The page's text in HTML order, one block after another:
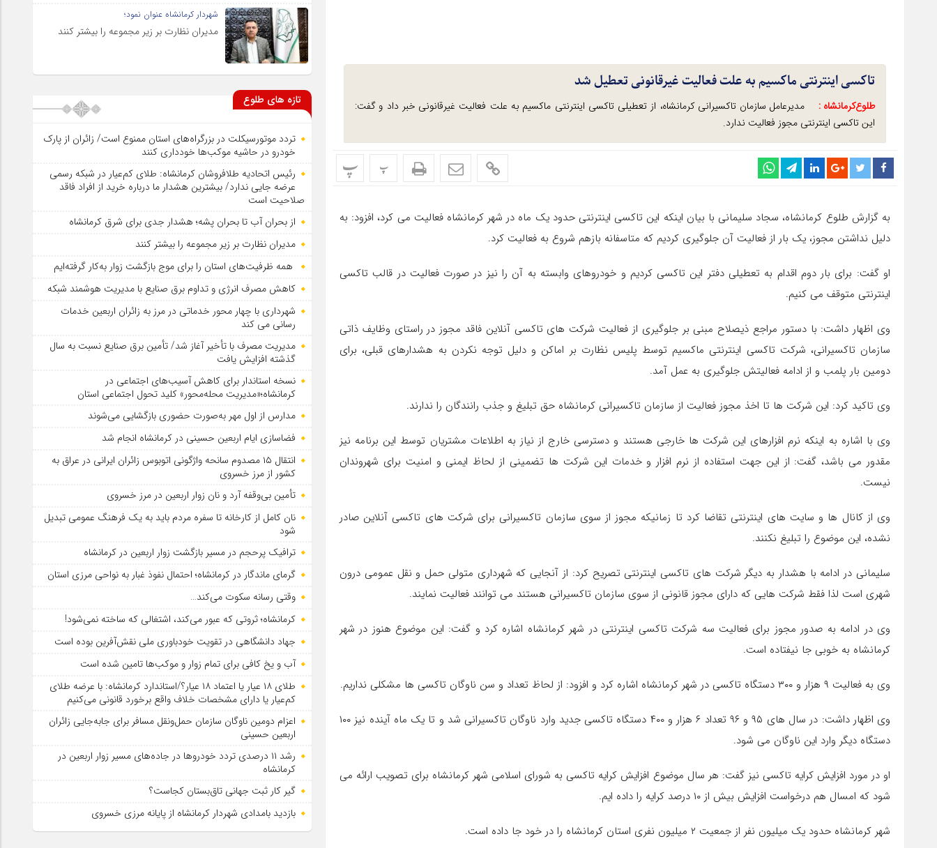
تاکسی اینترنتی ماکسیم به علت فعالیت غیرقانونی تعطیل شد
طلوع‌‌کرمانشاه :
مدیرعامل سازمان تاکسیرانی کرمانشاه، از تعطیلی تاکسی اینترنتی ماکسیم به علت فعالیت غیرقانونی خبر داد و گفت:
این تاکسی اینترنتی مجوز فعالیت ندارد.
پ پ
به گزارش طلوع کرمانشاه، سجاد سلیمانی با بیان اینکه این تاکسی اینترنتی حدود یک ماه در شهر کرمانشاه فعالیت می کرد، افزود: به
دلیل نداشتن مجوز، یک بار از فعالیت آن جلوگیری کردیم که متاسفانه بازهم شروع به فعالیت کرد.
او گفت: برای بار دوم اقدام به تعطیلی دفتر این تاکسی کردیم و خودروهای وابسته به آن را نیز در صورت فعالیت در قالب تاکسی
اینترنتی متوقف می کنیم.
وی اظهار داشت: با دستور مراجع ذیصلاح مبنی بر جلوگیری از فعالیت شرکت های تاکسی آنلاین فاقد مجوز در راستای وظایف ذاتی
سازمان تاکسیرانی، شرکت تاکسی اینترنتی ماکسیم توسط پلیس نظارت بر اماکن و دلیل توجه نکردن به هشدارهای قبلی، برای
دومین بار پلمب و از ادامه فعالیتش جلوگیری به عمل آمد.
وی تاکید کرد: این شرکت ها تا اخذ مجوز فعالیت از سازمان تاکسیرانی کرمانشاه حق تبلیغ و جذب رانندگان را ندارند.
وی با اشاره به اینکه نرم افزارهای این شرکت ها خارجی هستند و دسترسی خارج از نیاز به اطلاعات مشتریان توسط این برنامه نیز
مقدور می باشد، گفت: از این جهت استفاده از نرم افزار و خدمات این شرکت ها تضمینی از لحاظ ایمنی و امنیت برای شهروندان
نیست.
وی از کانال ها و سایت های اینترنتی تقاضا کرد تا زمانیکه مجوز از سوی سازمان تاکسیرانی برای شرکت های تاکسی آنلاین صادر
نشده، این موضوع را تبلیغ نکنند.
سلیمانی در ادامه با هشدار به دیگر شرکت های تاکسی اینترنتی تصریح کرد: از آنجایی که شهرداری متولی حمل و نقل عمومی درون
شهری است لذا فقط شرکت هایی که دارای مجوز قانونی از سوی سازمان تاکسیرانی هستند می توانند فعالیت نمایند.
وی در ادامه به صدور مجوز برای فعالیت سه شرکت تاکسی اینترنتی در شهر کرمانشاه اشاره کرد و گفت: این موضوع هنوز در شهر
کرمانشاه به خوبی جا نیفتاده است.
وی به فعالیت ۹ هزار و ۳۰۰ دستگاه تاکسی در شهر کرمانشاه اشاره کرد و افزود: از لحاظ تعداد و سن ناوگان تاکسی ها مشکلی نداریم.
وی اظهار داشت: در سال های ۹۵ و ۹۶ تعداد ۶ هزار و ۴۰۰ دستگاه تاکسی جدید وارد ناوگان تاکسیرانی شد و تا یک ماه آینده نیز ۱۰۰
دستگاه دیگر وارد این ناوگان می شود.
او در مورد افزایش کرایه تاکسی نیز گفت: هر سال موضوع افزایش کرایه تاکسی به شورای اسلامی شهر کرمانشاه برای تصویب ارائه می
شود که امسال هم درخواست افزایش بیش از ۱۰ درصد کرایه را داده ایم.
شهر کرمانشاه حدود یک میلیون نفر از جمعیت ۲ میلیون نفری استان کرمانشاه را در خود جا داده است.
شهردار کرمانشاه عنوان نمود؛
مدیران نظارت بر زیر مجموعه را بیشتر کنند
تازه های طلوع
تردد موتورسیکلت در بزرگراه‌های استان ممنوع است/ زائران از پارک
خودرو در حاشیه موکب‌ها خودداری کنند
رئیس اتحادیه طلافروشان کرمانشاه: طلای کم‌عیار در شبکه رسمی
عرضه جایی ندارد/ بیشترین هشدار ما درباره خرید از افراد فاقد
صلاحیت است
از بحران آب تا بحران پشه؛ هشدار جدی برای شرق کرمانشاه
مدیران نظارت بر زیر مجموعه را بیشتر کنند
همه ظرفیت‌های استان را برای موج بازگشت زوار به‌کار گرفته‌ایم
کاهش مصرف انرژی و تداوم برق صنایع با مدیریت هوشمند شبکه
شهرداری با چهار محور خدماتی در مرز به زائران اربعین خدمات
رسانی می کند
مدیریت مصرف با تأخیر آغاز شد/ تأمین برق صنایع نسبت به سال
گذشته افزایش یافت
نسخه استاندار برای کاهش آسیب‌های اجتماعی در
کرمانشاه؛«مدیریت محله‌محور» کلید تحول اجتماعی استان
مدارس از اول مهر به‌صورت حضوری بازگشایی می‌شوند
فضاسازی ایام اربعین حسینی در کرمانشاه انجام شد
انتقال ۱۵ مصدوم سانحه واژگونی اتوبوس زائران ایرانی در عراق به
کشور از مرز خسروی
تأمین بی‌وقفه آرد و نان زوار اربعین در مرز خسروی
نان کامل از کارخانه تا سفره مردم باید به یک فرهنگ عمومی تبدیل
شود
ترافیک پرحجم در مسیر بازگشت زوار اربعین در کرمانشاه
گرمای ماندگار در کرمانشاه؛ احتمال نفوذ غبار به نواحی مرزی استان
وقتی رسانه سکوت می‌کند…
کرمانشاه؛ ثروتی که عبور می‌کند، اشتغالی که ساخته نمی‌شود!
جهاد دانشگاهی در تقویت خودباوری ملی نقش‌آفرین بوده است
آب و یخ کافی برای تمام زوار و موکب‌ها تامین شده است
طلای ۱۸ عیار یا اعتماد ۱۸ عیار؟/استاندارد کرمانشاه: با عرضه طلای
کم‌عیار یا دارای مشخصات خلاف واقع برخورد قانونی می‌کنیم
اعزام دومین ناوگان سازمان حمل‌ونقل مسافر برای جابه‌جایی زائران
اربعین حسینی
رشد ۱۱ درصدی تردد خودروها در جاده‌های مسیر زوار اربعین در
کرمانشاه
گیر کار ثبت جهانی تاق‌بستان کجاست؟
بازدید بامدادی شهردار کرمانشاه از پایانه مرزی خسروی